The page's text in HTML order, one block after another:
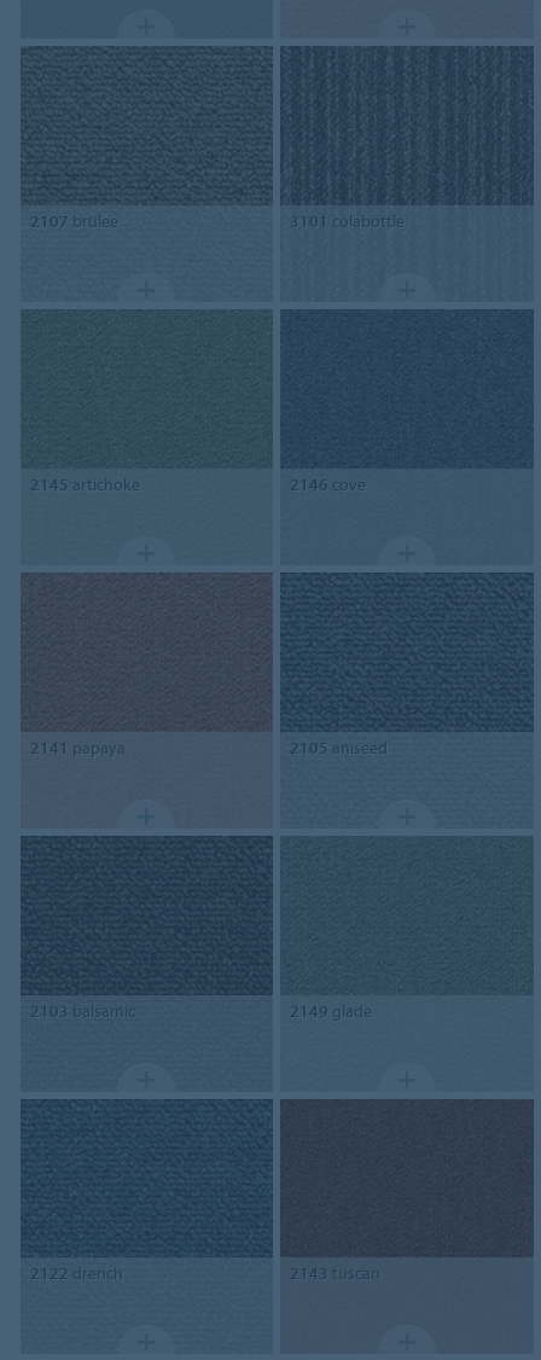
2107 brulee 3101 colabottle
2145 artichoke 2146 cove
2141 papaya 2105 aniseed
2103 balsamic 2149 glade
2122 drench 2143 tuscan